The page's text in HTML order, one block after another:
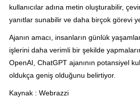
kullanıcılar adına metin oluşturabilir,
yanıtlar sunabilir ve daha birçok görevi
Ajanın amacı, insanların günlük
işlerini daha verimli bir şekilde
OpenAI, ChatGPT ajanının potansiyel
oldukça geniş olduğunu belirtiyor.
Kaynak : Webrazzi